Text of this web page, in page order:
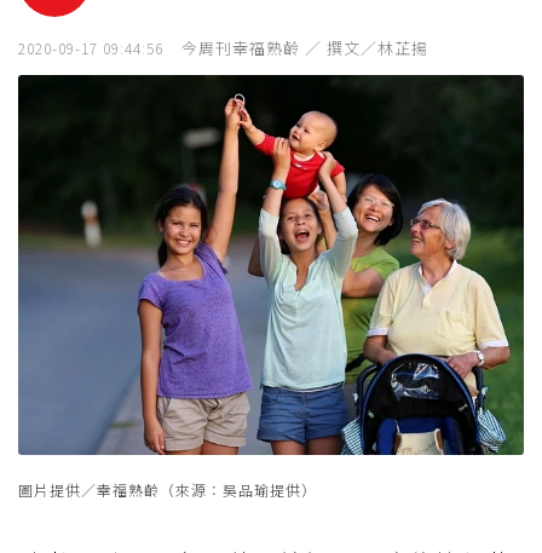
2020-09-17 09:44:56 今周刊幸福熟齡 ／ 撰文／林芷揚
圖片提供／幸福熟齡（來源：吳品瑜提供）